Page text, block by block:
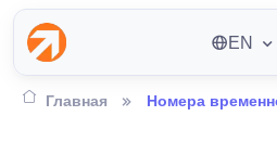
EN
Главная Номера